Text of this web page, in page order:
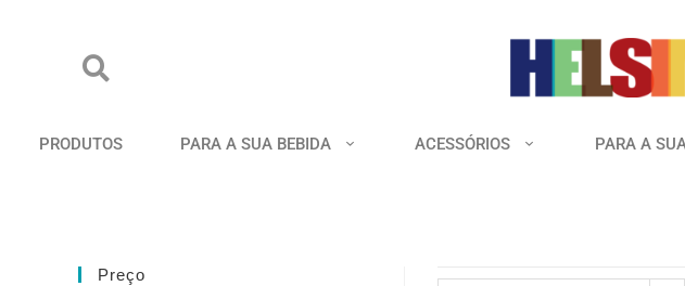
PRODUTOS PARA A SUA BEBIDA ACESSÓRIOS PARA A
Preço